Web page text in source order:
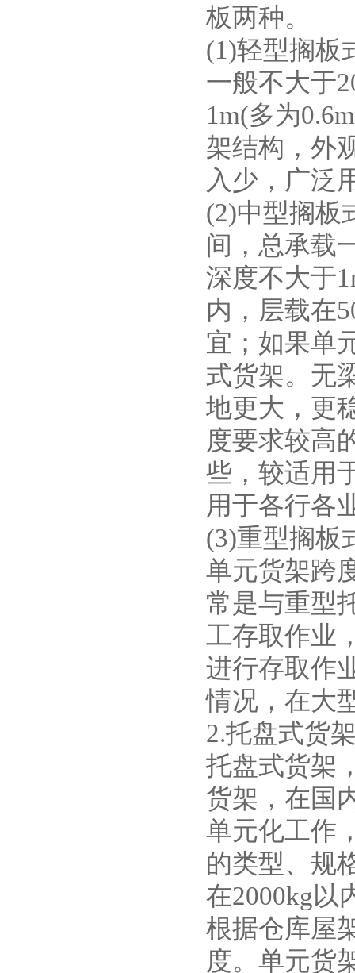
板两种。
(1)轻型搁板
一般不大于
1m(多为
架结构，外
入少，广泛
(2)中型搁板
间，总承载
深度不大于
内，层载在
宜；如果单
式货架。无
地更大，更
度要求较高
些，较适用
用于各行各
(3)重型搁板
单元货架跨
常是与重型
工存取作业
进行存取作
情况，在大
2.托盘式货
托盘式货架
货架，在国
单元化工作
的类型、规
在2000kg以
根据仓库屋
度。单元货